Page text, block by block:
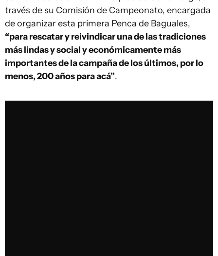
través de su Comisión de Campeonato, encargada
de organizar esta primera Penca de Baguales,
“para rescatar y reivindicar una de las tradiciones
más lindas y social y económicamente más
importantes de la campaña de los últimos, por lo
menos, 200 años para acá”.